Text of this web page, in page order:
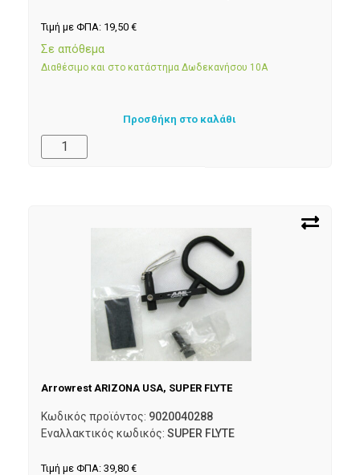
Τιμή με ΦΠΑ: 19,50 €
Σε απόθεμα
Διαθέσιμο και στο κατάστημα Δωδεκανήσου 10Α
Προσθήκη στο καλάθι
Arrowrest ARIZONA USA, SUPER FLYTE
Κωδικός προϊόντος: 9020040288
Εναλλακτικός κωδικός: SUPER FLYTE
Τιμή με ΦΠΑ: 39,80 €